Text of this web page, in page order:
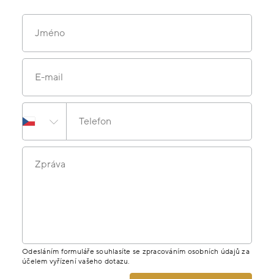
Jméno
E-mail
Telefon
Zpráva
Odesláním formuláře souhlasíte se zpracováním osobních údajů za
účelem vyřízení vašeho dotazu.